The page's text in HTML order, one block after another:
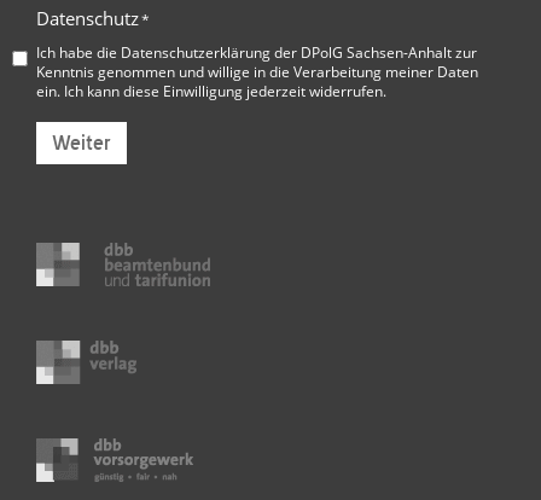
Datenschutz*
Ich habe die Datenschutzerklärung der DPolG Sachsen-Anhaltzur
Kenntnis genommen und willige in die Verarbeitung meiner Daten
ein. Ich kann diese Einwilligung jederzeit widerrufen.
Weiter